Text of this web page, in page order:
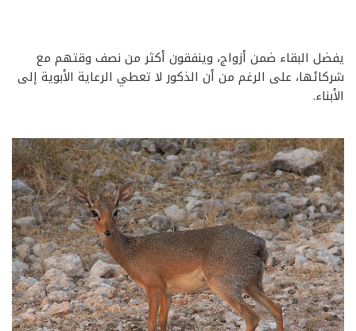
يفضل البقاء ضمن أزواج، وينفقون أكثر من نصف وقتهم مع
شركائها، على الرغم من أن الذكور لا تعطي الرعاية الأبوية إلى
الأبناء.